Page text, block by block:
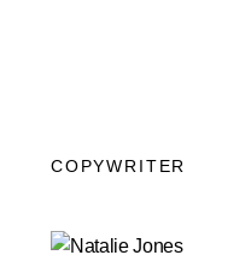
COPYWRITER